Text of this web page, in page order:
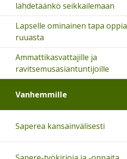
lähdetäänkö seikkailemaan
Lapselle ominainen tapa oppia
ruuasta
Ammattikasvattajille ja
ravitsemusasiantuntijoille
Vanhemmille
Saperea kansainvälisesti